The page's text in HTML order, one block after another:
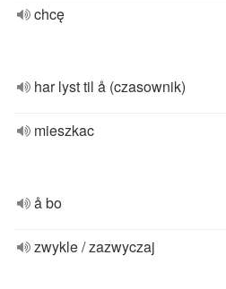
chcę
har lyst til å (czasownik)
mieszkac
å bo
zwykle / zazwyczaj